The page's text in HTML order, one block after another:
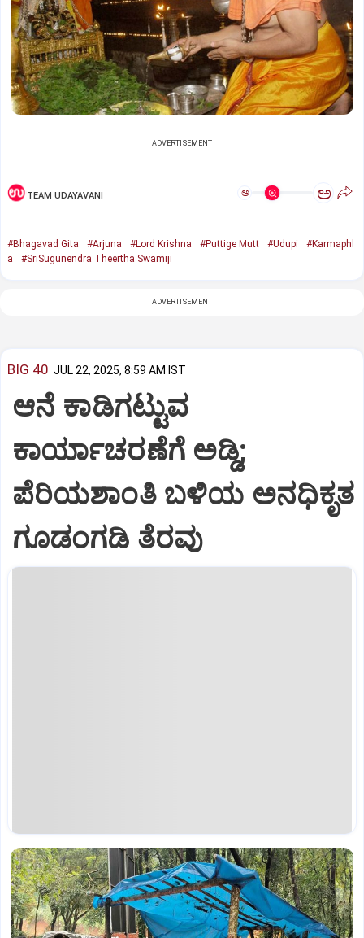
ADVERTISEMENT
TEAM UDAYAVANI ಅ ಅ
#Bhagavad Gita #Arjuna #Lord Krishna #Puttige Mutt #Udupi
#Karmaphl
a
#SriSugunendra Theertha Swamiji
ADVERTISEMENT
BIG 40 JUL 22, 2025, 8:59 AM IST
ಆನೆ ಕಾಡಿಗಟ್ಟುವ
ಕಾರ್ಯಾಚರಣೆಗೆ ಅಡ್ಡಿ;
ಪೆರಿಯಶಾಂತಿ ಬಳಿಯ ಅನಧಿಕೃತ
ಗೂಡಂಗಡಿ ತೆರವು